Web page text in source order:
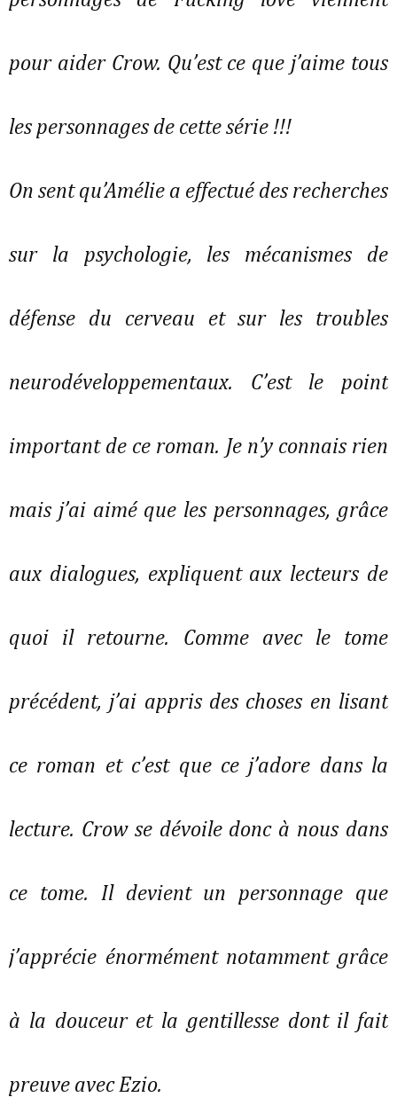
pour aider Crow. Qu’est ce que j’aime tous
les personnages de cette série !!!
On sent qu’Amélie a effectué des recherches
sur la psychologie, les mécanismes de
défense du cerveau et sur les troubles
neurodéveloppementaux. C’est le point
important de ce roman. Je n’y connais rien
mais j’ai aimé que les personnages, grâce
aux dialogues, expliquent aux lecteurs de
quoi il retourne. Comme avec le tome
précédent, j’ai appris des choses en lisant
ce roman et c’est que ce j’adore dans la
lecture. Crow se dévoile donc à nous dans
ce tome. Il devient un personnage que
j’apprécie énormément notamment grâce
à la douceur et la gentillesse dont il fait
preuve avec Ezio.